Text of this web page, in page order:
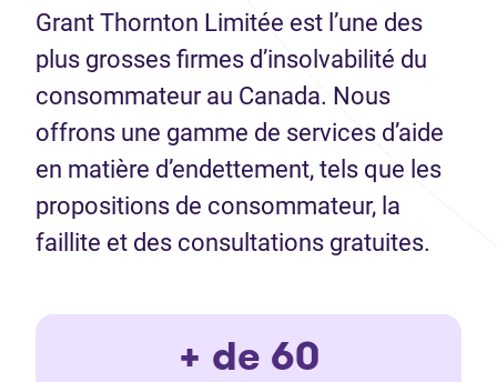
Grant Thornton Limitée est l’une des
plus grosses firmes d’insolvabilité du
consommateur au Canada. Nous
offrons une gamme de services d’aide
en matière d’endettement, tels que les
propositions de consommateur, la
faillite et des consultations gratuites.
+ de 60